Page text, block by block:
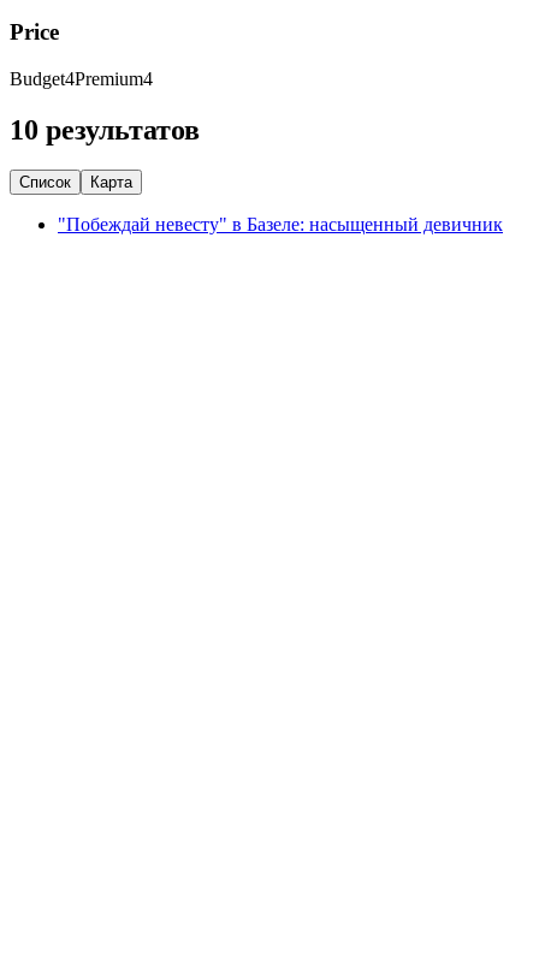
Price
Budget4Premium4
10 результатов
Список Карта
"Побеждай невесту" в Базеле: насыщенный девичник